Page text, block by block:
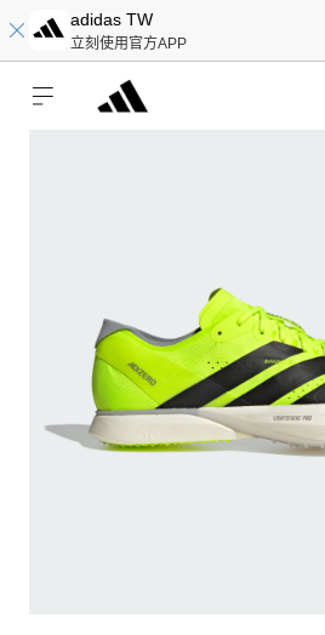
adidas TW
立刻使用官方APP